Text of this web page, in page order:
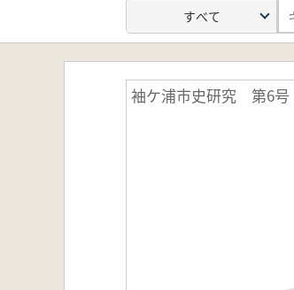
袖ケ浦市史研究 第6号